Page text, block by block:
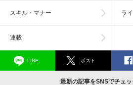
スキル・マナー ラ
連載
LINE ポスト
最新の記事をSNSでチェッ